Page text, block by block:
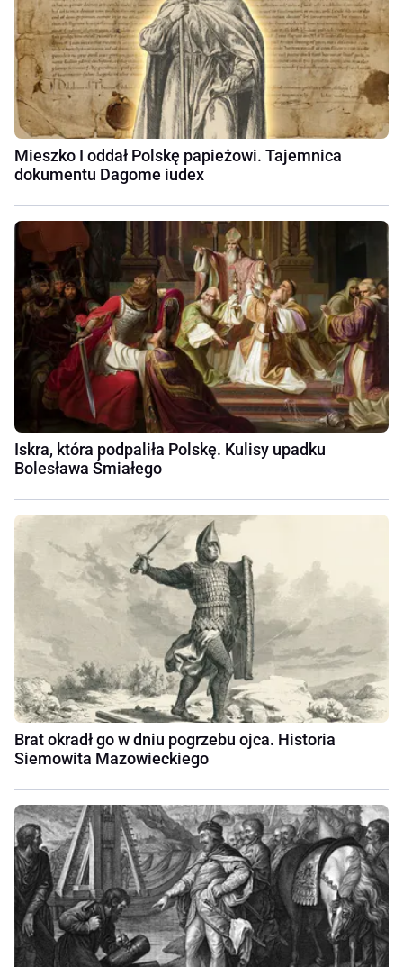
Mieszko I oddał Polskę papieżowi. Tajemnica
dokumentu Dagome iudex
Iskra, która podpaliła Polskę. Kulisy upadku
Bolesława Śmiałego
Brat okradł go w dniu pogrzebu ojca. Historia
Siemowita Mazowieckiego